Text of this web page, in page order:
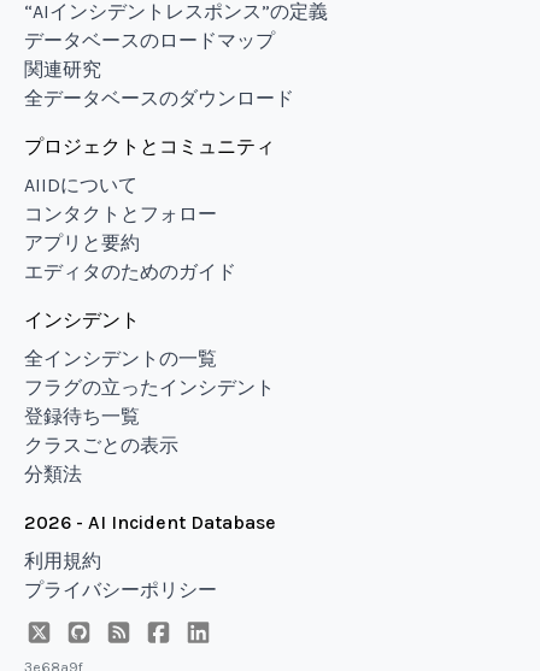
“AIインシデントレスポンス”の定義
データベースのロードマップ
関連研究
全データベースのダウンロード
プロジェクトとコミュニティ
AIIDについて
コンタクトとフォロー
アプリと要約
エディタのためのガイド
インシデント
全インシデントの一覧
フラグの立ったインシデント
登録待ち一覧
クラスごとの表示
分類法
2026 - AI Incident Database
利用規約
プライバシーポリシー
3e68a9f